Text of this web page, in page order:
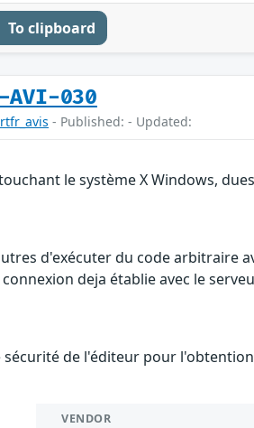
To clipboard
AVI-030
- Published: - Updated:
le système X Windows,
d'exécuter du code arbitraire
deja établie avec le
de l'éditeur pour
VENDOR